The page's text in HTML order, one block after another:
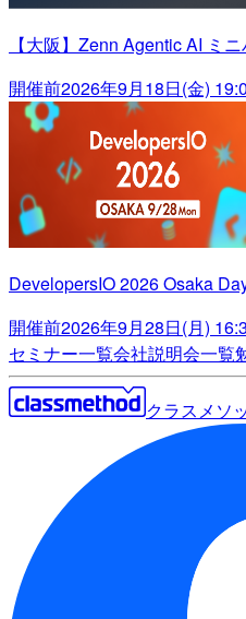
【大阪】Zenn Agentic AI ミ
開催前2026年9月18日(金)
DevelopersIO 2026 Osaka
開催前2026年9月28日(月)
セミナー一覧会社説明会一覧
クラスメソ